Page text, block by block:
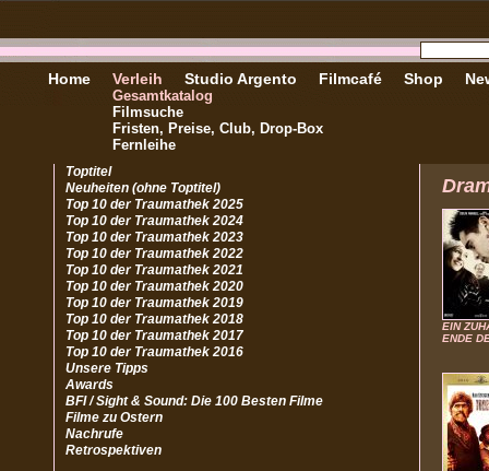
Home Verleih
Gesamtkatalog
Filmsuche
Fristen, Preise, Club, Drop-Box
Fernleihe
Studio Argento Filmcafé Shop
Toptitel
Neuheiten (ohne Toptitel)
Top 10 der Traumathek 2025
Top 10 der Traumathek 2024
Top 10 der Traumathek 2023
Top 10 der Traumathek 2022
Top 10 der Traumathek 2021
Top 10 der Traumathek 2020
Top 10 der Traumathek 2019
Top 10 der Traumathek 2018
Top 10 der Traumathek 2017
Top 10 der Traumathek 2016
Unsere Tipps
Awards
BFI / Sight & Sound: Die 100 Besten Filme
Filme zu Ostern
Nachrufe
Retrospektiven
EIN
ENDE